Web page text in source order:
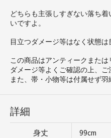
どちらも主張しすぎない落ち
いですよ。
目立つダメージ等はなく状態は
この商品はアンティークまたは
ダメージ等よくご確認の上、ご
また、帯・小物等は付属せず羽
詳細
身丈 99cm